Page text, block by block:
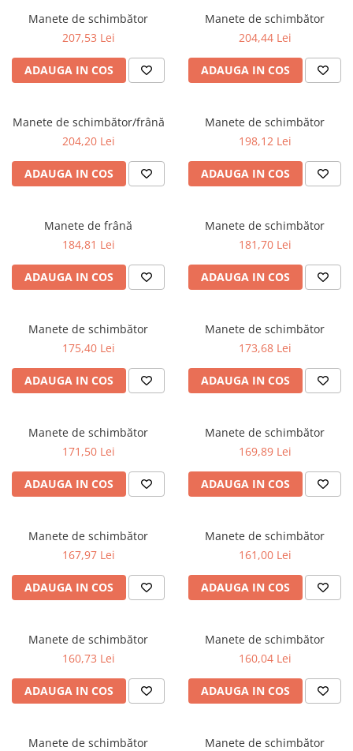
Furci si accesorii
Lanturi
Pinioane
Roti & accesorii
Portbagaje si cosuri
Roti ajutatoare
Scaune copii
Scule
Suporturi & Standuri
VesteManete de schimbător
207,53 Lei
ADAUGA IN COS
Manete de schimbător
204,44 Lei
ADAUGA IN COS
Manete de schimbător/frână
204,20 Lei
ADAUGA IN COS
Manete de schimbător
198,12 Lei
ADAUGA IN COS
Manete de frână
184,81 Lei
ADAUGA IN COS
Manete de schimbător
181,70 Lei
ADAUGA IN COS
Manete de schimbător
175,40 Lei
ADAUGA IN COS
Manete de schimbător
173,68 Lei
ADAUGA IN COS
Manete de schimbător
171,50 Lei
ADAUGA IN COS
Manete de schimbător
169,89 Lei
ADAUGA IN COS
Manete de schimbător
167,97 Lei
ADAUGA IN COS
Manete de schimbător
161,00 Lei
ADAUGA IN COS
Manete de schimbător
160,73 Lei
ADAUGA IN COS
Manete de schimbător
160,04 Lei
ADAUGA IN COS
Manete de schimbător
Manete de schimbător